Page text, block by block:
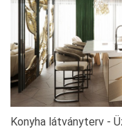
Konyha látványterv -